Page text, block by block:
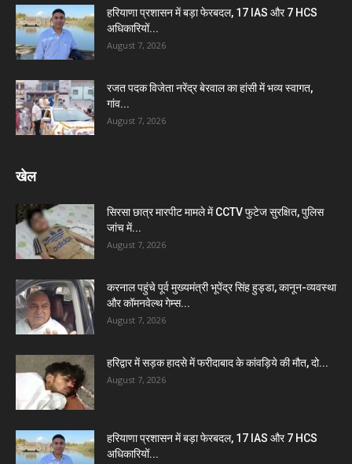
हरियाणा प्रशासन में बड़ा फेरबदल, 17 IAS और 7 HCS
अधिकारियों...
August 7, 2026
रजत पदक विजेता नरेंद्र बेरवाल का हांसी में भव्य स्वागत,
गांव...
August 7, 2026
खेल
सिरसा छात्र मारपीट मामले में CCTV फुटेज सुरक्षित, पुलिस
जांच में...
August 7, 2026
करनाल पहुंचे पूर्व मुख्यमंत्री भूपेंद्र सिंह हुड्डा, कानून-व्यवस्था
और कॉमनवेल्थ गेम्स...
August 7, 2026
हरिद्वार में सड़क हादसे में फरीदाबाद के कांवड़िये की मौत, दो...
August 7, 2026
हरियाणा प्रशासन में बड़ा फेरबदल, 17 IAS और 7 HCS
अधिकारियों...